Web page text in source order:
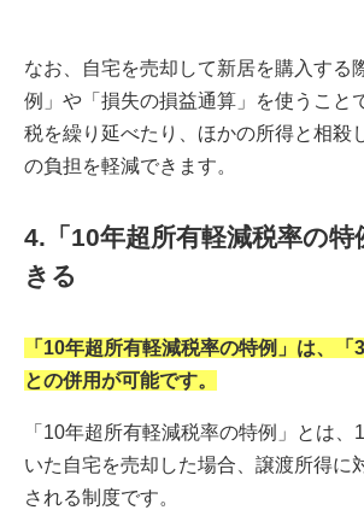
なお、自宅を売却して新居を購入する
例」や「損失の損益通算」を使うこと
税を繰り延べたり、ほかの所得と相殺
の負担を軽減できます。
4.「10年超所有軽減税率の特
きる
「10年超所有軽減税率の特例」は、「
との併用が可能です。
「10年超所有軽減税率の特例」とは、
いた自宅を売却した場合、譲渡所得に
される制度です。